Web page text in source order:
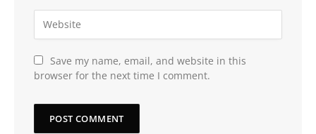
Save my name, email, and website in this
browser for the next time I comment.